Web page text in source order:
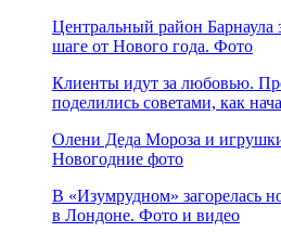
Центральный район Барнаула
шаге от Нового года. Фото
Клиенты идут за любовью.
поделились советами, как
Олени Деда Мороза и игрушки
Новогодние фото
В «Изумрудном» загорелась
в Лондоне. Фото и видео